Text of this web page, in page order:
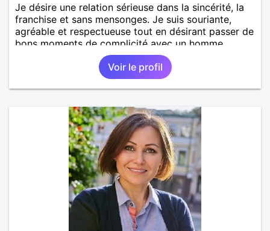
Je désire une relation sérieuse dans la sincérité, la
franchise et sans mensonges. Je suis souriante,
agréable et respectueuse tout en désirant passer de
bons moments de complicité avec un homme
voulant aller dans la même direction que moi.
Voir le profil